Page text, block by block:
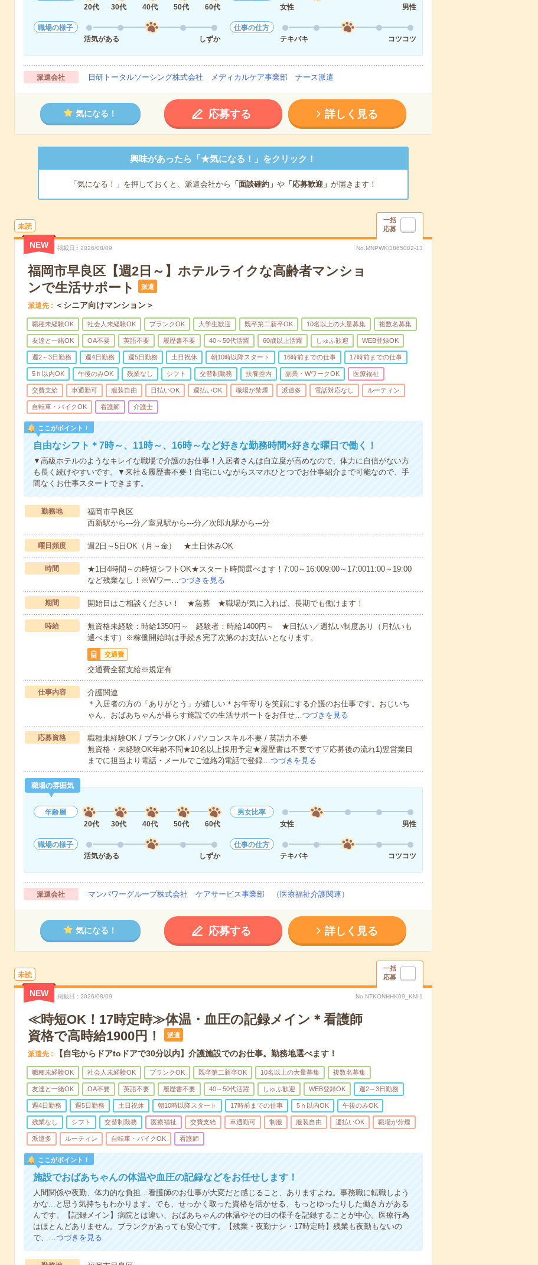
20代
30代 40代 50代 60代
女性
男性
職場の様子
活気がある
しずか
仕事の仕方
テキパキ
コツコツ
派遣会社 日研トータルソーシング株式会社 メディカルケア事業部 ナース派遣
気になる！ 応募する 詳しく見る
興味があったら「★気になる！」をクリック！
「気になる！」を押しておくと、派遣会社から 「面談確約」 や「応募歓迎」 が届きます！
未読
一括
応募
NEW 掲載日 2026/08/09 No.MNPWKO865002-13
福岡市早良区【週2日～】ホテルライクな高齢者マンショ
ンで生活サポート
派遣
派遣先 ＜シニア向けマンション＞
職種未経験OK 社会人未経験OK ブランクOK 大学生歓迎 既卒第二新卒OK 10名以上の大量募集 複数名募集
友達と一緒OK OA不要 英語不要 履歴書不要 40～50代活躍 60歳以上活躍 しゅふ歓迎 WEB登録OK
週2～3日勤務 週4日勤務 週5日勤務 土日祝休 朝10時以降スタート 16時前までの仕事 17時前までの仕事
5ｈ以内OK 午後のみOK 残業なし シフト 交替制勤務 扶養控内 副業・WワークOK 医療福祉
交費支給 車通勤可 服装自由 日払いOK 週払いOK 職場が禁煙 派遣多 電話対応なし ルーティン
自転車・バイクOK 看護師 介護士
ここがポイント！
自由なシフト＊7時～、11時～、16時～など好きな勤務時間×好きな曜日で働く！
▼高級ホテルのようなキレイな職場で介護のお仕事！入居者さんは自立度が高めなので、体力に自信がない方
も長く続けやすいです。▼来社＆履歴書不要！自宅にいながらスマホひとつでお仕事紹介まで可能なので、手
間なくお仕事スタートできます。
勤務地
福岡市早良区
西新駅から---分／室見駅から---分／次郎丸駅から---分
曜日頻度 週2日～5日OK（月～金） ★土日休みOK
時間
★1日4時間～の時短シフトOK★スタート時間選べます！7:00～16:009:00～17:0011:00～19:00
など残業なし！※Wワー…つづきを見る
期間 開始日はご相談ください！ ★急募 ★職場が気に入れば、長期でも働けます！
時給
無資格未経験：時給1350円～ 経験者：時給1400円～ ★日払い／週払い制度あり（月払いも
選べます）※稼働開始時は手続き完了次第のお支払いとなります。
交通費
交通費全額支給※規定有
仕事内容
介護関連
＊入居者の方の「ありがとう」が嬉しい＊お年寄りを笑顔にする介護のお仕事です。おじいち
ゃん、おばあちゃんが暮らす施設での生活サポートをお任せ…つづきを見る
応募資格
職種未経験OK / ブランクOK / パソコンスキル不要 / 英語力不要
無資格・未経験OK年齢不問★10名以上採用予定★履歴書は不要です▽応募後の流れ1)翌営業日
までに担当より電話・メールでご連絡2)電話で登録…つづきを見る
職場の雰囲気
年齢層
20代
30代 40代 50代 60代
男女比率
女性
男性
職場の様子
活気がある
しずか
仕事の仕方
テキパキ
コツコツ
派遣会社 マンパワーグループ株式会社 ケアサービス事業部 （医療福祉介護関連）
気になる！ 応募する 詳しく見る
未読
一括
応募
NEW 掲載日 2026/08/09 No.NTKONHHK09_KM-1
≪時短OK！17時定時≫体温・血圧の記録メイン＊看護師
資格で高時給1900円！
派遣
派遣先 【自宅からドアtoドアで30分以内】介護施設でのお仕事。勤務地選べます！
職種未経験OK 社会人未経験OK ブランクOK 既卒第二新卒OK 10名以上の大量募集 複数名募集
友達と一緒OK OA不要 英語不要 履歴書不要 40～50代活躍 しゅふ歓迎 WEB登録OK 週2～3日勤務
週4日勤務 週5日勤務 土日祝休 朝10時以降スタート 17時前までの仕事 5ｈ以内OK 午後のみOK
残業なし シフト 交替制勤務 医療福祉 交費支給 車通勤可 制服 服装自由 週払いOK 職場が分煙
派遣多 ルーティン 自転車・バイクOK 看護師
ここがポイント！
施設でおばあちゃんの体温や血圧の記録などをお任せします！
人間関係や夜勤、体力的な負担…看護師のお仕事が大変だと感じること、ありますよね。事務職に転職しよう
かな...と思う気持ちもわかります。でも、せっかく取った資格を活かせる、もっとゆったりした働き方がある
んです。【記録メイン】病院とは違い、おばあちゃんの体温やその日の様子を記録することが中心。医療行為
はほとんどありません。ブランクがあっても安心です。【残業・夜勤ナシ・17時定時】残業も夜勤もないの
で、…つづきを見る